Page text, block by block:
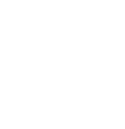
hohen Produktvielfalt
wir